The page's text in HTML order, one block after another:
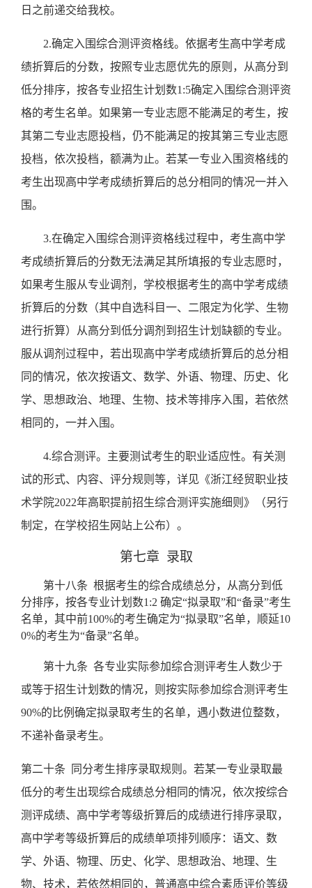
日之前递交给我校。
2.确定入围综合测评资格线。依据考生高中学考成
绩折算后的分数，按照专业志愿优先的原则，从高分到
低分排序，按各专业招生计划数1:5确定入围综合测评资
格的考生名单。 如果第一专业志愿不能满足的考生，按
其第二专业志愿投档，仍不能满足的按其第三专业志愿
投档，依次投档，额满为止。若某一专业入围资格线的
考生出现高中学考成绩折算后的总分相同的情况一并入
围。
3.在确定入围综合测评资格线过程中，考生高中学
考成绩折算后的分数无法满足其所填报的专业志愿时，
如果考生服从专业调剂，学校根据考生的高中学考成绩
折算后的分数（其中自选科目一、二限定为化学、生物
进行折算）从高分到低分调剂到招生计划缺额的专业。
服从调剂过程中，若出现高中学考成绩折算后的总分相
同的情况，依次按语文、数学、外语、物理、历史、化
学、思想政治、地理、生物、技术等排序入围，若依然
相同的，一并入围。
4.综合测评。主要测试考生的职业适应性。有关测
试的形式、内容、评分规则等，详见《浙江经贸职业技
术学院2022年高职提前招生综合测评实施细则》（另行
制定，在学校招生网站上公布）。
第七章 录取
第十八条 根据考生的综合成绩总分，
从高分到低
分排序， 按各专业计划数1:2 确定“拟录取”和“备录”考生
名单，其中前100%的考生确定为“拟录取”名单，顺延10
0%的考生为“备录”名单。
第十九条 各专业实际参加综合测评考生人数少于
或等于招生计划数的情况，则按实际参加综合测评考生
90%的比例确定拟录取考生的名单，遇小数进位整数，
不递补备录考生。
第二十条
同分考生排序录取规则。若某一专业录取最
低分的考生出现综合成绩总分相同的情况，依次按综合
测评成绩、高中学考等级折算后的成绩进行排序录取，
高中学考等级折算后的成绩单项排列顺序：语文、数
学、外语、物理、历史、化学、思想政治、地理、生
物、技术，若依然相同的，普通高中综合素质评价等级